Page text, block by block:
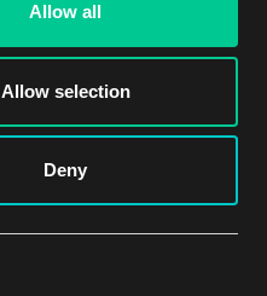
Allow all
Allow selection
Deny